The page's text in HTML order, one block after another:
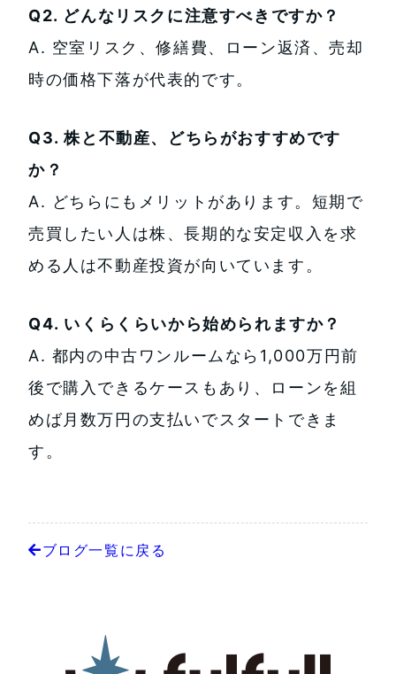
Q2. どんなリスクに注意すべきですか？
A. 空室リスク、修繕費、ローン返済、売却
時の価格下落が代表的です。
Q3. 株と不動産、どちらがおすすめです
か？
A. どちらにもメリットがあります。短期で
売買したい人は株、長期的な安定収入を求
める人は不動産投資が向いています。
Q4. いくらくらいから始められますか？
A. 都内の中古ワンルームなら1,000万円前
後で購入できるケースもあり、ローンを組
めば月数万円の支払いでスタートできま
す。
ブログ一覧に戻る